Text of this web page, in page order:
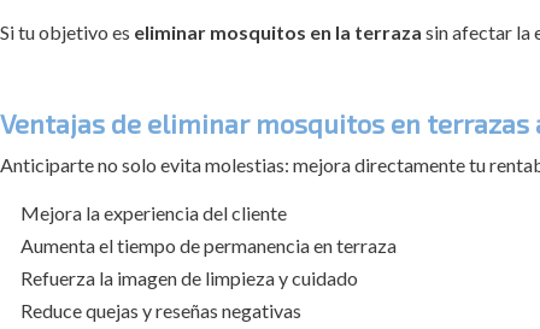
Si tu objetivo es eliminar mosquitos en la terraza sin afectar la
Ventajas de eliminar mosquitos en terrazas
Anticiparte no solo evita molestias: mejora directamente tu
Mejora la experiencia del cliente
Aumenta el tiempo de permanencia en terraza
Refuerza la imagen de limpieza y cuidado
Reduce quejas y reseñas negativas